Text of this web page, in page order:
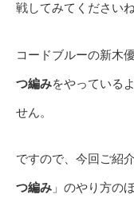
戦してみてくださいね
コードブルーの新木
つ編みをやっている
せん。
ですので、今回ご紹
つ編み 」のやり方の